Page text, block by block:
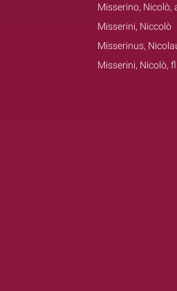
Misserino, Nicolò,
Misserini, Niccolò
Misserinus,
Misserini, Nicolò,